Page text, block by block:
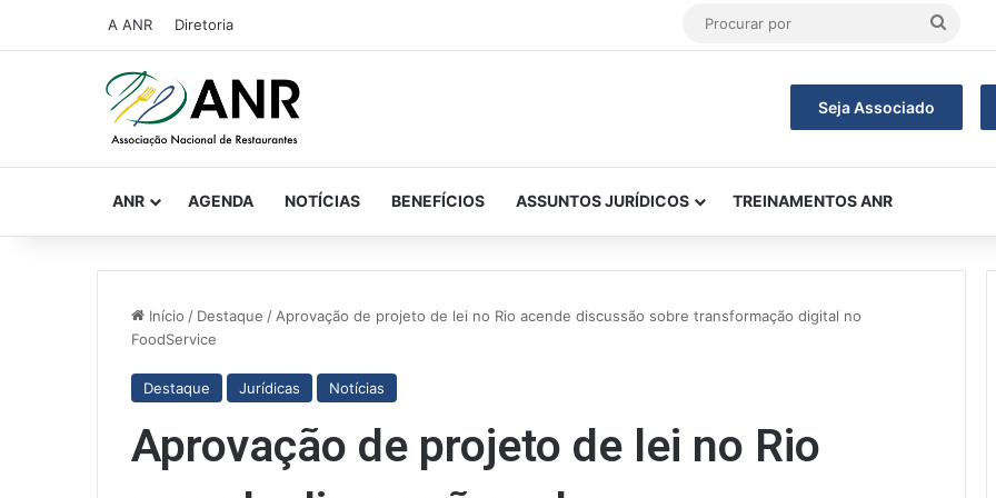
A ANR Diretoria
Seja Associado
ANR AGENDA NOTÍCIAS BENEFÍCIOS ASSUNTOS JURÍDICOS TREINAMENTOS ANR
Início / Destaque / Aprovação de projeto de lei no Rio acende discussão sobre transformação digital no
FoodService
Destaque Jurídicas Notícias
Aprovação de projeto de lei no Rio